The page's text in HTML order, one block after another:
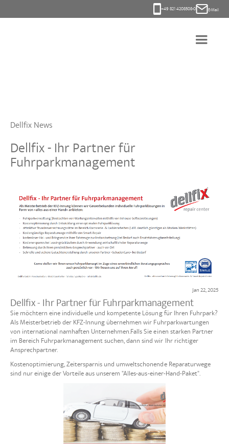
+49 821 4208508-0 E-Mail
Dellfix News
Dellfix - Ihr Partner für
Fuhrparkmanagement
Jan 22, 2025
Dellfix - Ihr Partner für Fuhrparkmanagement
Sie möchtern eine individuelle und kompetente Lösung für Ihren Fuhrpark?
Als Meisterbetrieb der KFZ-Innung übernehmen wir Fuhrparkwartungen
von international namhaften Unternehmen.Falls Sie einen starken Partner
im Bereich Fuhrparkmanagement suchen, dann sind wir Ihr richtiger
Ansprechpartner.
Kostenoptimierung, Zeitersparnis und umweltschonende Reparaturwege
sind nur einige der Vorteile aus unserem "Alles-aus-einer-Hand-Paket".